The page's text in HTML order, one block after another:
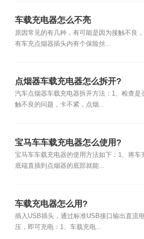
车载充电器怎么不亮
原因常见的有几种，有可能是因为接触不良
有车充点烟器插头内有个保险丝...
点烟器车载充电器怎么拆开?
汽车点烟器车载充电器拆开方法：1、检查是
触不良的问题，卡不紧，点烟...
宝马车车载充电器怎么使用?
宝马车车载充电器的使用方法如下：1、将车
底端直插到点烟器的底部就能...
车载充电器怎么用?
插入USB插头，通过标准USB接口输出直流
压，即可充电：1、车载充电...